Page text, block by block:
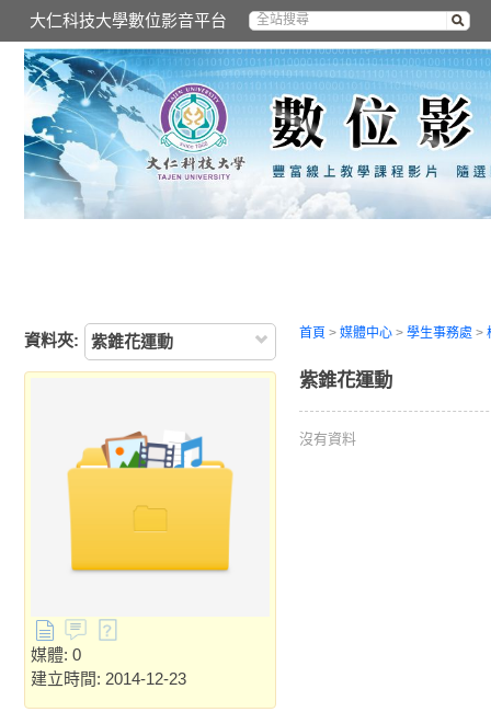
大仁科技大學數位影音平台
資料夾: 紫錐花運動
媒體: 0
建立時間: 2014-12-23
首頁 > 媒體中心 > 學生事務處 >
紫錐花運動
沒有資料